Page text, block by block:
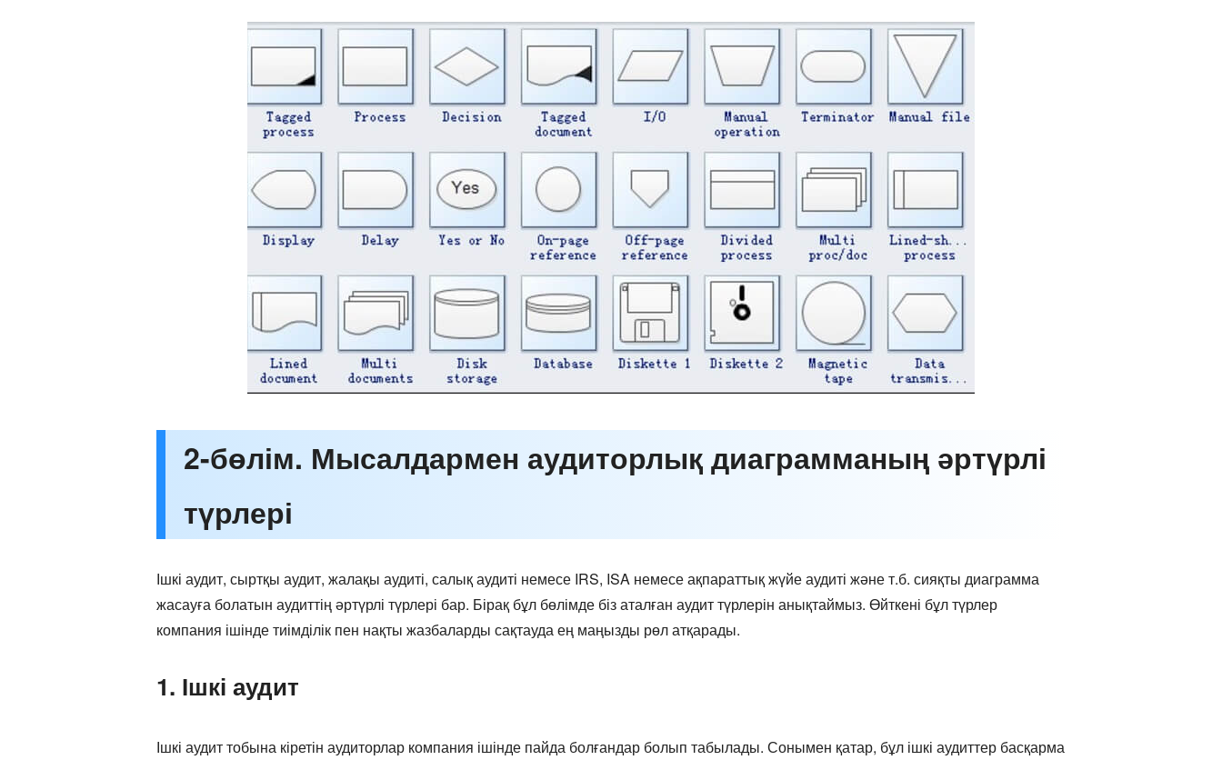
2-бөлім. Мысалдармен аудиторлық диаграмманың әртүрлі
түрлері
Ішкі аудит, сыртқы аудит, жалақы аудиті, салық аудиті немесе IRS, ISA немесе ақпараттық жүйе аудиті және т.б. сияқты диаграмма
жасауға болатын аудиттің әртүрлі түрлері бар. Бірақ бұл бөлімде біз аталған аудит түрлерін анықтаймыз. Өйткені бұл түрлер
компания ішінде тиімділік пен нақты жазбаларды сақтауда ең маңызды рөл атқарады.
1. Ішкі аудит
Ішкі аудит тобына кіретін аудиторлар компания ішінде пайда болғандар болып табылады. Сонымен қатар, бұл ішкі аудиттер басқарма